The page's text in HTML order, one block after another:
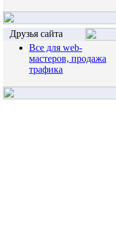
Друзья сайта
Все для web-
мастеров, продажа
трафика